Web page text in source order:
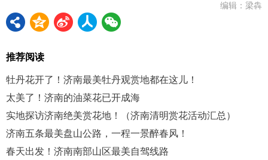
编辑：梁犇
推荐阅读
牡丹花开了！济南最美牡丹观赏地都在这儿！
太美了！济南的油菜花已开成海
实地探访济南绝美赏花地！（济南清明赏花活动汇总）
济南五条最美盘山公路，一程一景醉春风！
春天出发！济南南部山区最美自驾线路